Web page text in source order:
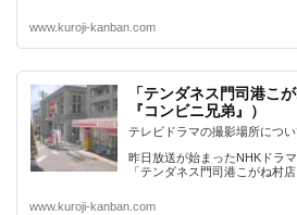
www.kuroji-kanban.com
「テンダネス門司港こ
『コンビニ兄弟』）
テレビドラマの撮影場所につい
昨日放送が始まったNHKドラ
「テンダネス門司港こがね村
www.kuroji-kanban.com